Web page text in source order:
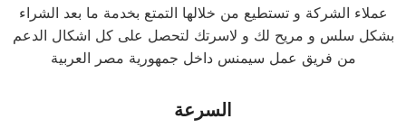
عملاء الشركة و تستطيع من خلالها التمتع بخدمة ما بعد الشراء
بشكل سلس و مريح لك و لاسرتك لتحصل على كل اشكال الدعم
من فريق عمل سيمنس داخل جمهورية مصر العربية
السرعة